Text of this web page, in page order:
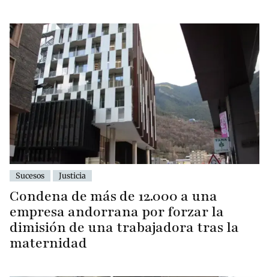
Sucesos Justicia
Condena de más de 12.000 a una
empresa andorrana por forzar la
dimisión de una trabajadora tras la
maternidad